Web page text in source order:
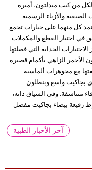
من كيت ميدلتون، أميرة
الصيفية والأزياء الرسمية
كل منهما على خيارات تجمع
في اختيار القطع والمكملات.
الجذابة التي فضلتها
الأحمر الزاهي بأكمام قصيرة
مع مجوهرات ألماسية
بجاكيت واسع وبنطلون
متناسقة. وفي السياق ذاته،
رفيعة بيضاء بجاكيت مفصل
آخر الأخبار الطبية